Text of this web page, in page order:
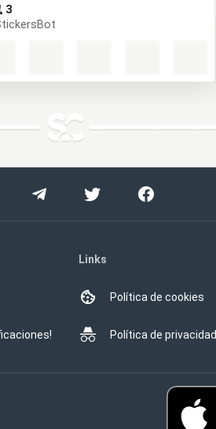
3
Links
Política de cookies
Política de privacidad